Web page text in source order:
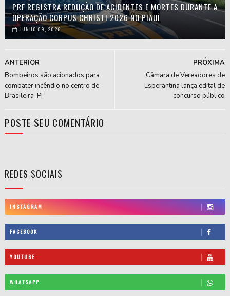
PRF REGISTRA REDUÇÃO DE ACIDENTES E MORTES DURANTE A
OPERAÇÃO CORPUS CHRISTI 2026 NO PIAUÍ
JUNHO 09, 2026
PRÓXIMA
Câmara de Vereadores de
Esperantina lança edital de
concurso público
ANTERIOR
Bombeiros são acionados para
combater incêndio no centro de
Brasileira-PI
POSTE SEU COMENTÁRIO
REDES SOCIAIS
INSTAGRAM
FACEBOOK
YOUTUBE
WHATSAPP